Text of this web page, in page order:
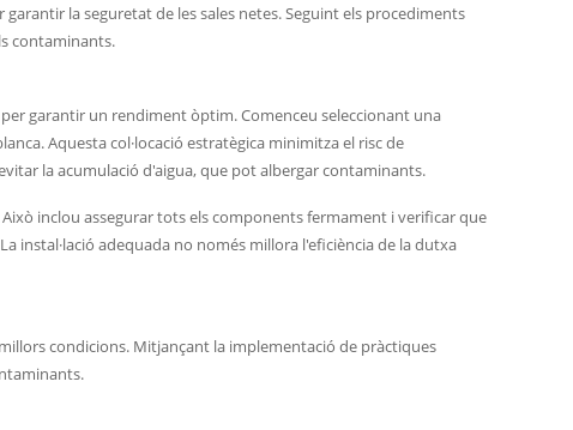
la seguretat de les sales netes. Seguint els procediments
contaminants.
garantir un rendiment òptim. Comenceu seleccionant una
Aquesta col·locació estratègica minimitza el risc de
la acumulació d'aigua, que pot albergar contaminants.
inclou assegurar tots els components fermament i verificar que
instal·lació adequada no només millora l'eficiència de la dutxa
condicions. Mitjançant la implementació de pràctiques